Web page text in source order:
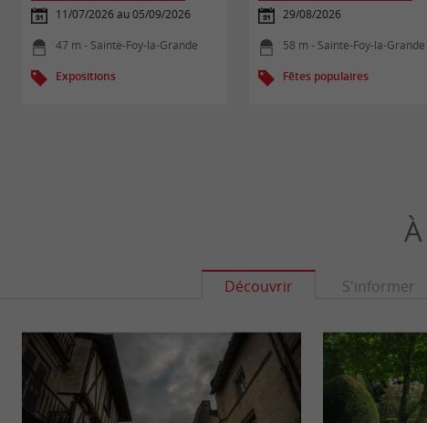
11/07/2026 au 05/09/2026
47 m - Sainte-Foy-la-Grande
Expositions
29/08/2026
58 m - Sainte-Foy-la-Grande
Fêtes populaires
Découvrir S'informer